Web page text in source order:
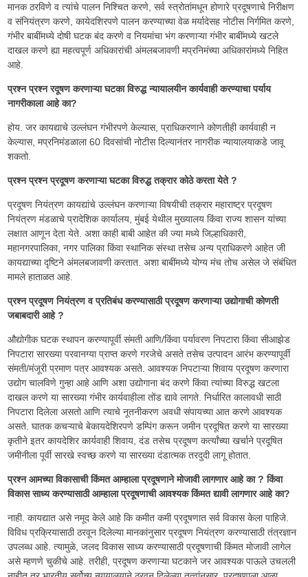
मानक ठरविणे व त्यांचे पालन निश्चित करणे, सर्व स्त्रोतांमधून होणारे प्रदूषणाचे निरीक्षण
व संनियंत्रण करणे, कायेदशिरपणे पालन करण्याच्या वेळ मर्यादेसह नोटीस निर्गमित करणे,
गंभीर बाबींमध्ये दोषी घटक बंद करणे व नियमांचा भंग करणाऱ्या गंभीर बाबींमध्ये खटले
दाखल करणे ह्या महत्वपूर्ण अधिकारांची अंमलबजावणी मप्रनिमंच्या अधिकारांमध्ये निहित
आहे.
प्रश्न प्रश्न रदूषण करणाऱ्या घटका विरुद्ध न्यायालयीन कार्यवाही करण्याचा पर्याय
नागरीकाला आहे का?
होय. जर कायद्याचे उल्लंघन गंभीरपणे केल्यास, प्राधिकरणाने कोणतीही कार्यवाही न
केल्यास, मप्रनिमंडळाला 60 दिवसांची नोटीस दिल्यानंतर नागरीक न्यायालयाकडे जावू
शकतो.
प्रश्न प्रश्न प्रदूषण करणाऱ्या घटका विरुद्ध तक्रार कोठे करता येते ?
प्रदूषण नियंत्रण कायद्यांचे उल्लंघन करणाऱ्या विषयीची तक्रार महाराष्ट्र प्रदूषण
नियंत्रण मंडळाचे प्रादेशिक कार्यालय, मुंबई येथील मुख्यालय किंवा राज्य शासन यांच्या
लक्षात आणून देता येते. अशा काही बाबी आहेत की ज्या मध्ये जिल्हाधिकारी,
महानगरपालिका, नगर पालिका किंवा स्थानिक संस्था तसेच अन्य प्राधिकरणे आहेत जी
कायद्याच्या दृष्टिने अंमलबजावणी करतात. अशा बाबींमध्ये योग्य मंच तोच असेल जे संबंधित
मामले हाताळत आहे.
प्रश्न प्रदूषण नियंत्रण व प्रतिबंध करण्यासाठी प्रदूषण करणाऱ्या उद्योगाची कोणती
जबाबदारी आहे ?
औद्योगीक घटक स्थापन करण्यापूर्वी संमती आणि/किंवा पर्यावरण निपटारा किंवा सीआझेड
निपटारा सारख्या परवानग्या प्राप्त करणे गरजेचे असते तसेच उत्पादन आरंभ करण्यापूर्वी
संमती/मंजूरी प्रमाण पत्र आवश्यक असते. आवश्यक निपटाऱ्या शिवाय प्रदूषण करणारा
उद्योग चालविणे गुन्हा आहे आणि अशा उद्योगाना बंद करणे किंवा त्यांच्या विरुद्ध खटला
दाखल करणे या सारख्या गंभीर कार्यवाहीला तोंड द्यावे लागते. निर्धारित कालावधी साठी
निपटारा दिलेला असतो आणि त्याचे नूतनीकरण अवधी संपायच्या आत करणे आवश्यक
असते. घातक कचऱ्याचे बेकायदेशिरपणे डम्पिंग करून जमीन प्रदूषित करणे या सारख्या
कृतीने इतर कायदेशिर कार्यवाही शिवाय, दंड तसेच प्रदूषण कर्त्यांच्या खर्चाने प्रदूषित
जमीनीला पूर्वी सारखे स्वच्छ करणे या सारख्या दंडात्मक तरदुदी लागू होतात.
प्रश्न आमच्या विकासाची किंमत आम्हाला प्रदूषणाने मोजावी लागणार आहे का ? किंवा
विकास साध्य करण्यासाठी आम्हाला प्रदूषणाची आवश्यक किंमत द्यावी लागणार आहे का?
नाही. कायद्यात असे नमूद केले आहे कि कमीत कमी प्रदूषणात सर्व विकास केला पाहिजे.
विविध प्रक्रियासाठी ठरवून दिलेल्या मानकांनुसार प्रदूषण नियंत्रण करण्यासाठी तंत्रज्ञान
उपलब्ध आहे. त्यामुळे, जलद विकास साध्य करण्यासाठी प्रदूषणाची किंमत मोजावी लागेल
असे म्हणणे चुकीचे आहे. तरीही, प्रदूषण करणाऱ्या घटकाने जर आवश्यक पाऊले उचलली